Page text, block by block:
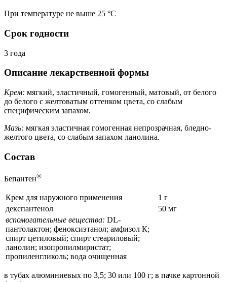
При температуре не выше 25 °C
Срок годности
3 года
Описание лекарственной формы
Крем: мягкий, эластичный, гомогенный, матовый, от белого
до белого с желтоватым оттенком цвета, со слабым
специфическим запахом.
Мазь: мягкая эластичная гомогенная непрозрачная, бледно-
желтого цвета, со слабым запахом ланолина.
Состав
Бепантен®
Крем для наружного применения
1 г
декспантенол
50 мг
вспомогательные вещества: DL-
пантолактон; феноксиэтанол; амфизол К;
спирт цетиловый; спирт стеариловый;
ланолин; изопропилмиристат;
пропиленгликоль; вода очищенная
в тубах алюминиевых по 3,5; 30 или 100 г; в пачке картонной